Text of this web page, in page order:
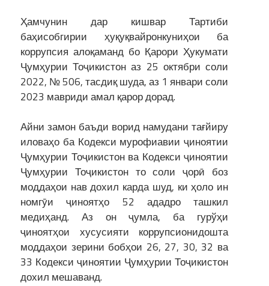
Ҳамчунин дар кишвар Тартиби
баҳисобгирии ҳуқуқвайронкуниҳои ба
коррупсия алоқаманд бо Қарори Ҳукумати
Ҷумҳурии Тоҷикистон аз 25 октябри соли
2022, № 506, тасдиқ шуда, аз 1 январи соли
2023 мавриди амал қарор дорад.
Айни замон баъди ворид намудани тағйиру
иловаҳо ба Кодекси мурофиавии ҷиноятии
Ҷумҳурии Тоҷикистон ва Кодекси ҷиноятии
Ҷумҳурии Тоҷикистон то соли ҷорӣ боз
моддаҳои нав дохил карда шуд, ки ҳоло ин
номгӯи ҷиноятҳо 52 ададро ташкил
медиҳанд. Аз он ҷумла, ба гурўҳи
ҷиноятҳои хусусияти коррупсионидошта
моддаҳои зерини бобҳои 26, 27, 30, 32 ва
33 Кодекси ҷиноятии Ҷумҳурии Тоҷикистон
дохил мешаванд.